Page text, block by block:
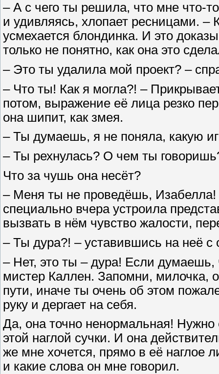
– А с чего ты решила, что мне что-
и удивляясь, хлопает ресницами. –
усмехается блондинка. И это
только не понятно, как она это
– Это ты удалила мой проект? –
– Что ты! Как я могла?! –
потом, выражение её лица резко
она шипит, как змея.
– Ты думаешь, я не поняла, какую
– Ты рехнулась? О чем ты
Что за чушь она несёт?
– Меня ты не проведёшь,
специально вчера устроила
вызвать в нём чувство жалости,
– Ты дура?! – уставившись на неё
– Нет, это ты – дура! Если думаешь,
мистер Каллен. Запомни, милочка,
пути, иначе ты очень об этом
руку и дергает на себя.
Да, она точно ненормальная! Нужно
этой наглой сучки. И она
же мне хочется, прямо в её наглое
и какие слова он мне говорил.